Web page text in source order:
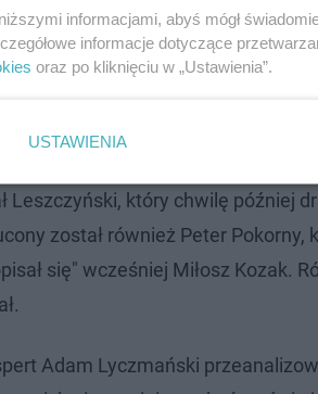
- Marcin Szydłowski - Booksy
na ataki gospodarzy. Ruch nie
Raczkowski ponownie
Leszczyński, który chwilę później
został również Peter Pokorny,
się" wcześniej Miłosz Kozak.
Adam Lyczmański
informacjami, abyś mógł
informacje dotyczące
oraz po kliknięciu w „Ustawienia”.
USTAWIENIA